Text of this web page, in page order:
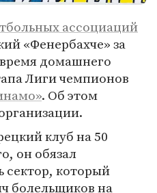
ассоциаций
«Фенербахче» за
домашнего
Лиги чемпионов
. Об этом
клуб на 50
он обязал
сектор, который
болельщиков на